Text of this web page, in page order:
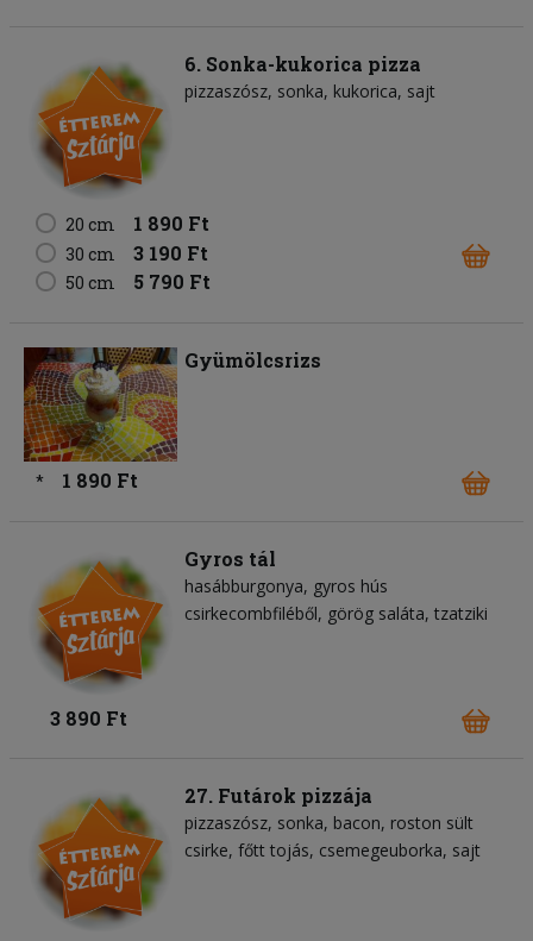
6. Sonka-kukorica pizza
pizzaszósz sonka kukorica sajt
20 cm 1 890 Ft
30 cm 3 190 Ft
50 cm 5 790 Ft
Gyümölcsrizs
* 1 890 Ft
Gyros tál
hasábburgonya gyros hús
csirkecombfiléből görög saláta tzatziki
3 890 Ft
27. Futárok pizzája
pizzaszósz sonka bacon roston sült
csirke főtt tojás csemegeuborka sajt